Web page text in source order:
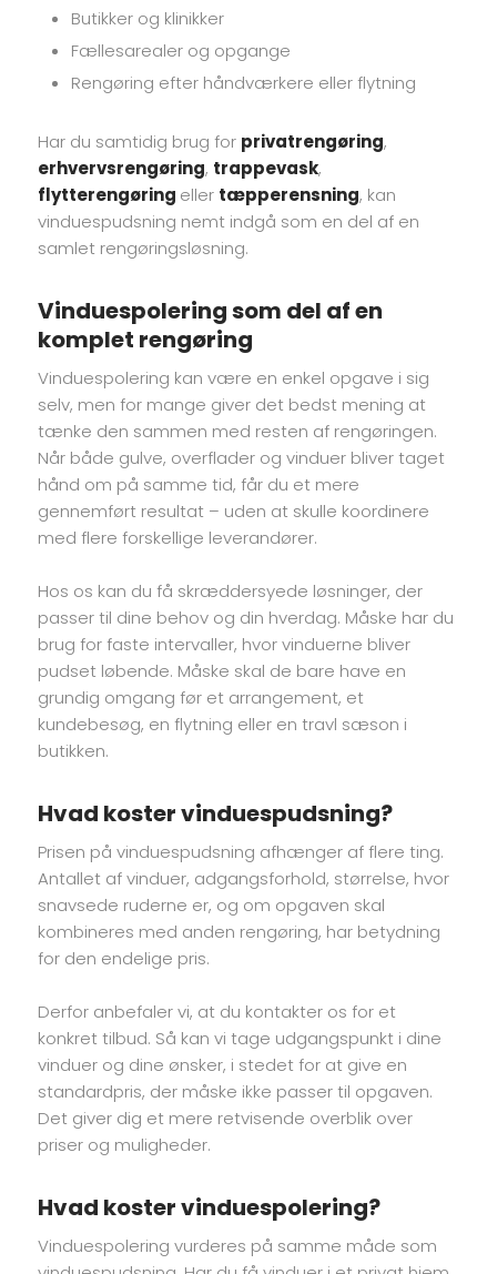
​Butikker og klinikker
​Fællesarealer og opgange
​Rengøring efter håndværkere eller flytning
Har du samtidig brug for privatrengøring,
erhvervsrengøring, trappevask,
flytterengøring eller tæpperensning, kan
vinduespudsning nemt indgå som en del af en
samlet rengøringsløsning.
Vinduespolering som del af en
komplet rengøring
Vinduespolering kan være en enkel opgave i sig
selv, men for mange giver det bedst mening at
tænke den sammen med resten af rengøringen.
Når både gulve, overflader og vinduer bliver taget
hånd om på samme tid, får du et mere
gennemført resultat – uden at skulle koordinere
med flere forskellige leverandører.
Hos os kan du få skræddersyede løsninger, der
passer til dine behov og din hverdag. Måske har du
brug for faste intervaller, hvor vinduerne bliver
pudset løbende. Måske skal de bare have en
grundig omgang før et arrangement, et
kundebesøg, en flytning eller en travl sæson i
butikken.
Hvad koster vinduespudsning?
Prisen på vinduespudsning afhænger af flere ting.
Antallet af vinduer, adgangsforhold, størrelse, hvor
snavsede ruderne er, og om opgaven skal
kombineres med anden rengøring, har betydning
for den endelige pris.
Derfor anbefaler vi, at du kontakter os for et
konkret tilbud. Så kan vi tage udgangspunkt i dine
vinduer og dine ønsker, i stedet for at give en
standardpris, der måske ikke passer til opgaven.
Det giver dig et mere retvisende overblik over
priser og muligheder.
Hvad koster vinduespolering?
Vinduespolering vurderes på samme måde som